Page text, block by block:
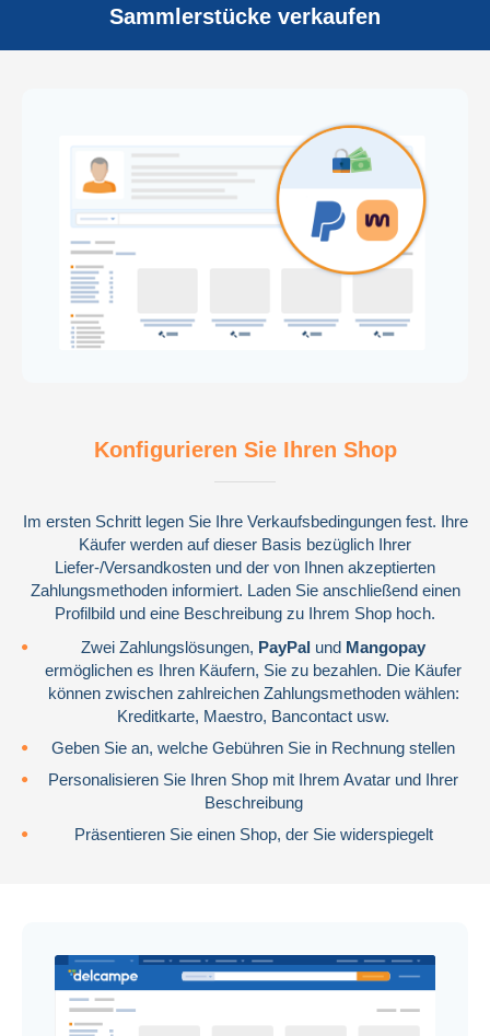
21.136.611 Artikel
Münzen & Banknoten
1.366.086 Artikel
Sammlerstücke verkaufen
Konfigurieren Sie Ihren Shop
Im ersten Schritt legen Sie Ihre Verkaufsbedingungen fest. Ihre
Käufer werden auf dieser Basis bezüglich Ihrer
Liefer-/Versandkosten und der von Ihnen akzeptierten
Zahlungsmethoden informiert. Laden Sie anschließend einen
Profilbild und eine Beschreibung zu Ihrem Shop hoch.
Zwei Zahlungslösungen, PayPal und Mangopay
ermöglichen es Ihren Käufern, Sie zu bezahlen. Die Käufer
können zwischen zahlreichen Zahlungsmethoden wählen:
Kreditkarte, Maestro, Bancontact usw.
Geben Sie an, welche Gebühren Sie in Rechnung stellen
Personalisieren Sie Ihren Shop mit Ihrem Avatar und Ihrer
Beschreibung
Präsentieren Sie einen Shop, der Sie widerspiegelt